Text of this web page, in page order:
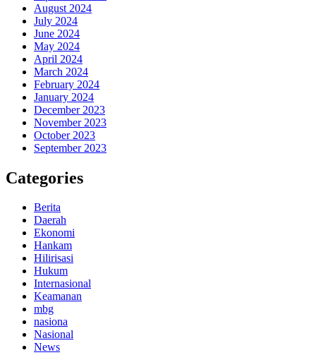
August 2024
July 2024
June 2024
May 2024
April 2024
March 2024
February 2024
January 2024
December 2023
November 2023
October 2023
September 2023
Categories
Berita
Daerah
Ekonomi
Hankam
Hilirisasi
Hukum
Internasional
Keamanan
mbg
nasiona
Nasional
News